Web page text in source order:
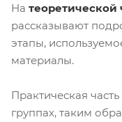
На теоретической
рассказывают
этапы,
материалы.
Практическая
группах, таким